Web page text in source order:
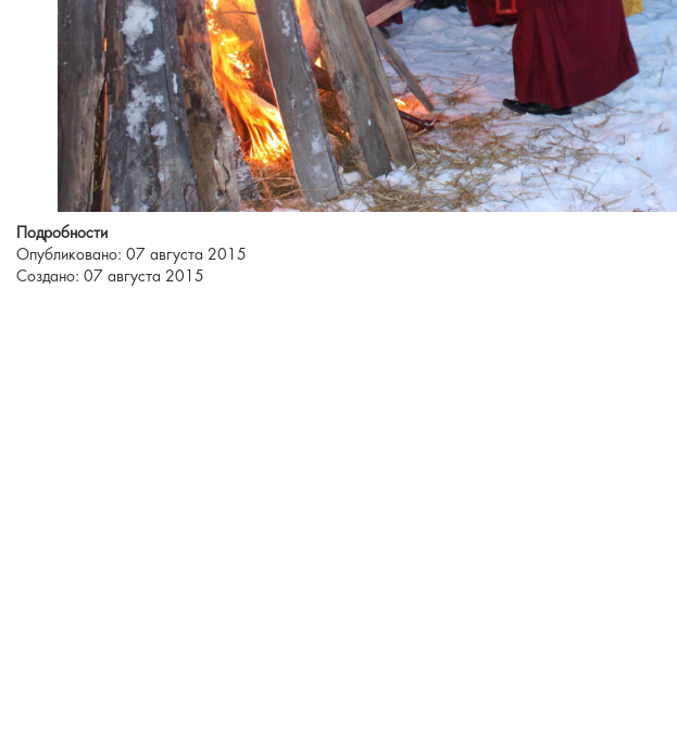
Подробности
Опубликовано: 07 августа 2015
Создано: 07 августа 2015